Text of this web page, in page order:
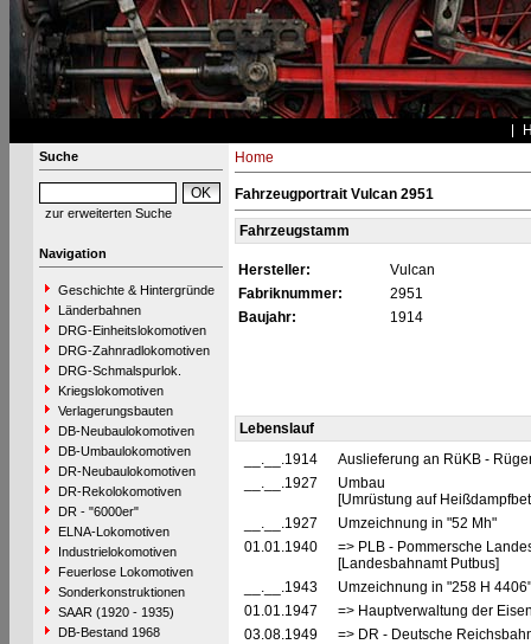
Suche
zur erweiterten Suche
Navigation
Geschichte & Hintergründe
Länderbahnen
DRG-Einheitslokomotiven
DRG-Zahnradlokomotiven
DRG-Schmalspurlok.
Kriegslokomotiven
Verlagerungsbauten
DB-Neubaulokomotiven
DB-Umbaulokomotiven
DR-Neubaulokomotiven
DR-Rekolokomotiven
DR - "6000er"
ELNA-Lokomotiven
Industrielokomotiven
Feuerlose Lokomotiven
Sonderkonstruktionen
SAAR (1920 - 1935)
DB-Bestand 1968
Home
Fahrzeugportrait Vulcan 2951
Fahrzeugstamm
Hersteller:
Vulcan
Fabriknummer:
2951
Baujahr:
1914
Lebenslauf
__.__.1914
Auslieferung an RüKB -
__.__.1927
Umbau
[Umrüstung auf
__.__.1927
Umzeichnung in "52 Mh"
01.01.1940
=> PLB - Pommersche
[Landesbahnamt Putbus]
__.__.1943
Umzeichnung in "258 H
01.01.1947
=> Hauptverwaltung der
03.08.1949
=> DR - Deutsche